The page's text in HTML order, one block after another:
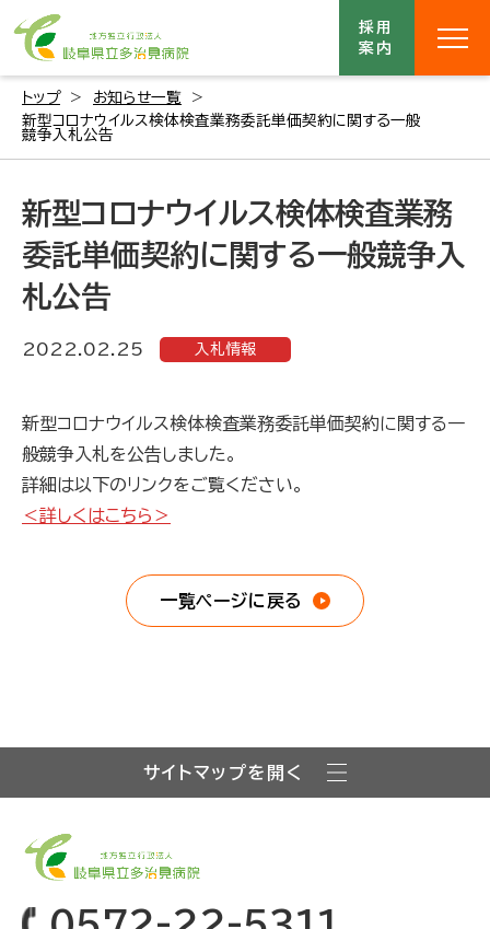
採用
案内
トップ
お知らせ一覧
新型コロナウイルス検体検査業務委託単価契約に関する一般
競争入札公告
新型コロナウイルス検体検査業務
委託単価契約に関する一般競争入
札公告
2022.02.25 入札情報
新型コロナウイルス検体検査業務委託単価契約に関する一
般競争入札を公告しました。
詳細は以下のリンクをご覧ください。
＜詳しくはこちら＞
一覧ページに戻る
サイトマップを開く